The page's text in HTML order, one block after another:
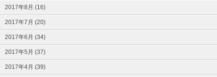
2017年8月 (16)
2017年7月 (20)
2017年6月 (34)
2017年5月 (37)
2017年4月 (39)